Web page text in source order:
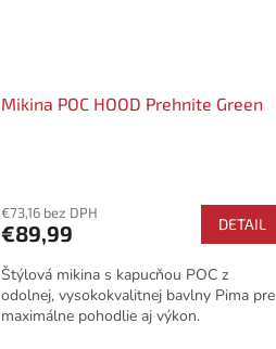
Mikina POC HOOD Prehnite Green
€73,16 bez DPH
€89,99 DETAIL
Štýlová mikina s kapucňou POC z
odolnej, vysokokvalitnej bavlny Pima pre
maximálne pohodlie aj výkon.